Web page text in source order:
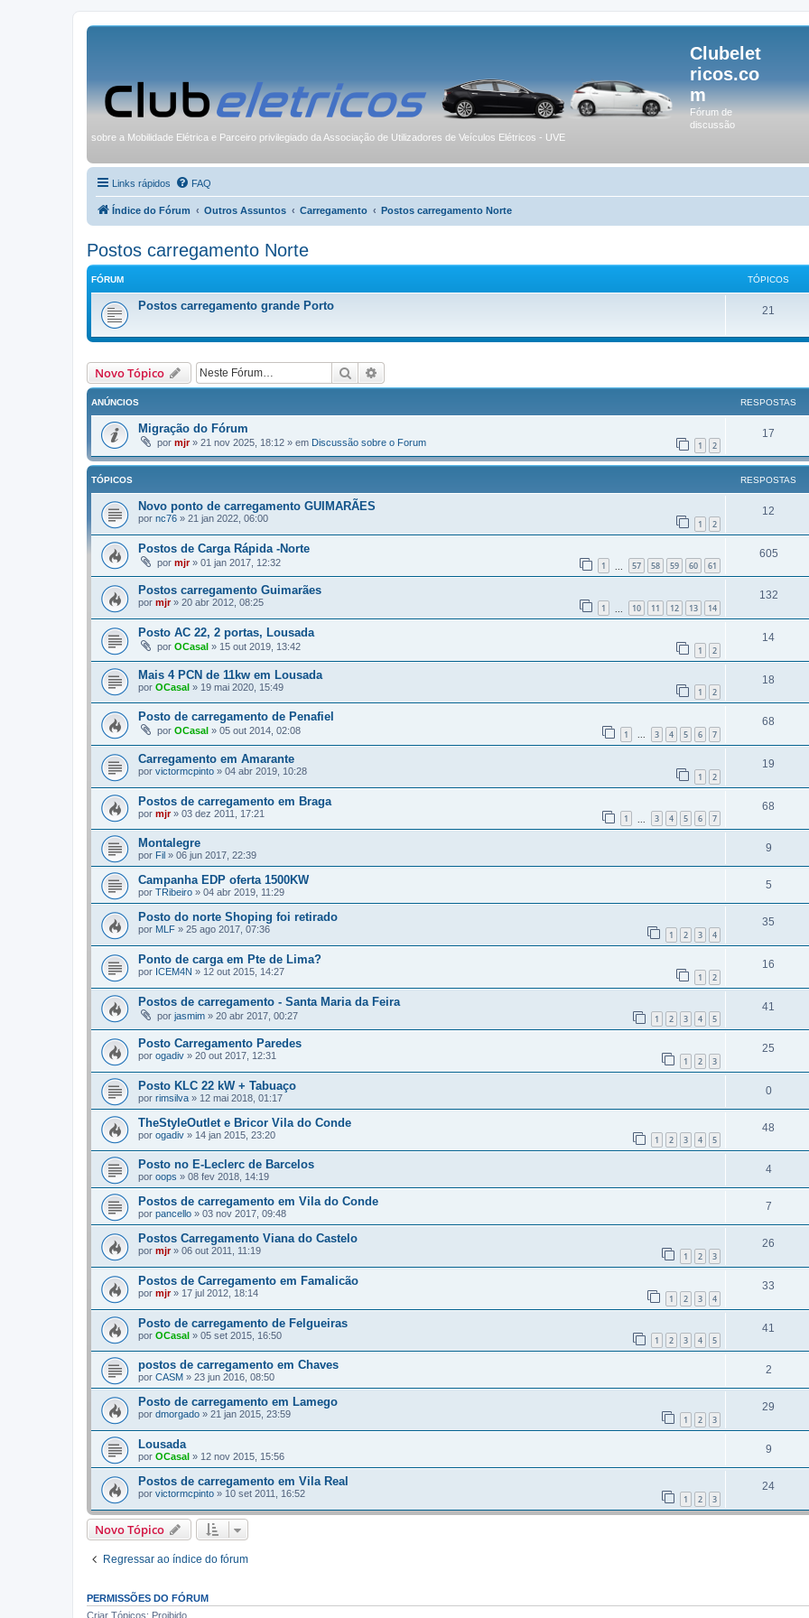
Clubelet
ricos.co
m
Fórum de
discussão
sobre a Mobilidade Elétrica e Parceiro privilegiado da Associação de Utilizadores de Veículos Elétricos - UVE
Links rápidos FAQ
Índice do Fórum Outros Assuntos Carregamento Postos carregamento Norte
Postos carregamento Norte
FÓRUM TÓPICOS
Postos carregamento grande Porto 21
Novo Tópico Pesquisar
ANÚNCIOS RESPOSTAS
Migração do Fórum
por mjr» 21 nov 2025, 18:12 » em Discussão sobre o Forum 1 2
17
TÓPICOS RESPOSTAS
Novo ponto de carregamento GUIMARÃES
por nc76 » 21 jan 2022, 06:00 1 2
12
Postos de Carga Rápida -Norte
por mjr» 01 jan 2017, 12:32 1 57 58 59 60 61
605
Postos carregamento Guimarães
por mjr» 20 abr 2012, 08:25 1 10 11 12 13 14
132
Posto AC 22, 2 portas, Lousada
por OCasal » 15 out 2019, 13:42 1 2
14
Mais 4 PCN de 11kw em Lousada
por OCasal » 19 mai 2020, 15:49 1 2
18
Posto de carregamento de Penafiel
por OCasal » 05 out 2014, 02:08 1 ... 3 4 5 6 7
68
Carregamento em Amarante
por victormcpinto » 04 abr 2019, 10:28 1 2
19
Postos de carregamento em Braga
por mjr» 03 dez 2011, 17:21 1 3 4 5 6 7
68
Montalegre
por Fil » 06 jun 2017, 22:39
9
Campanha EDP oferta 1500KW
por TRibeiro » 04 abr 2019, 11:29
5
Posto do norte Shoping foi retirado
por MLF » 25 ago 2017, 07:36 1 2 3 4
35
Ponto de carga em Pte de Lima?
por ICEM4N » 12 out 2015, 14:27 1 2
16
Postos de carregamento - Santa Maria da Feira
por jasmim » 20 abr 2017, 00:27 1 2 3 4 5
41
Posto Carregamento Paredes
por ogadiv » 20 out 2017, 12:31 1 2 3
25
Posto KLC 22 kW + Tabuaço
por rimsilva » 12 mai 2018, 01:17
0
TheStyleOutlet e Bricor Vila do Conde
por ogadiv » 14 jan 2015, 23:20 1 2 3 4 5
48
Posto no E-Leclerc de Barcelos
por oops » 08 fev 2018, 14:19
4
Postos de carregamento em Vila do Conde
por pancello » 03 nov 2017, 09:48
7
Postos Carregamento Viana do Castelo
por mjr» 06 out 2011, 11:19 1 2 3
26
Postos de Carregamento em Famalicão
por mjr» 17 jul 2012, 18:14 1 2 3 4
33
Posto de carregamento de Felgueiras
por OCasal » 05 set 2015, 16:50 1 2 3 4 5
41
postos de carregamento em Chaves
por CASM » 23 jun 2016, 08:50
2
Posto de carregamento em Lamego
por dmorgado » 21 jan 2015, 23:59 1 2 3
29
Lousada
por OCasal » 12 nov 2015, 15:56
9
Postos de carregamento em Vila Real
por victormcpinto » 10 set 2011, 16:52 1 2 3
24
Novo Tópico
Regressar ao índice do fórum
PERMISSÕES DO FÓRUM
Criar Tópicos: Proibido